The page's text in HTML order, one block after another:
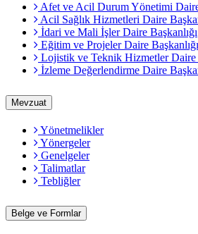
Afet ve Acil Durum Yönetimi Daire
Acil Sağlık Hizmetleri Daire
İdari ve Mali İşler Daire Başkanlığı
Eğitim ve Projeler Daire Başkanlığı
Lojistik ve Teknik Hizmetler Daire
İzleme Değerlendirme Daire
Mevzuat
Yönetmelikler
Yönergeler
Genelgeler
Talimatlar
Tebliğler
Belge ve Formlar